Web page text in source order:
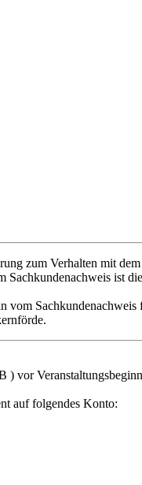
zum Verhalten mit
ist
vom
) vor
auf folgendes Konto: